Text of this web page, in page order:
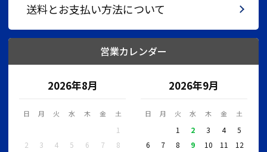
送料とお支払い方法について
営業カレンダー
2026年8月
日 月 火 水 木 金 土
1
2
3 4 5 6 7
8
2026年9月
日 月 火 水 木 金 土
1 2 3 4
5
6
7 8 9 10 11
12